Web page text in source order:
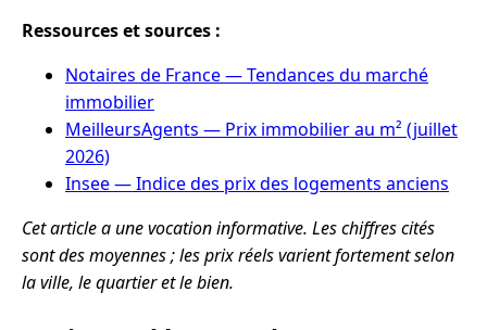
Ressources et sources :
Notaires de France — Tendances du marché
immobilier
MeilleursAgents — Prix immobilier au m² (juillet
2026)
Insee — Indice des prix des logements anciens
Cet article a une vocation informative. Les chiffres cités
sont des moyennes ; les prix réels varient fortement selon
la ville, le quartier et le bien.